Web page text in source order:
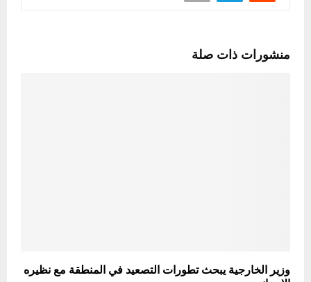
منشورات ذات صلة
وزير الخارجية يبحث تطورات التصعيد في المنطقة مع نظيره